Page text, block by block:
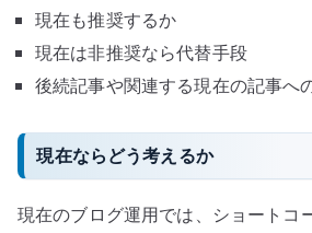
現在も推奨するか
現在は非推奨なら代替手段
後続記事や関連する現在の記事へ
現在ならどう考えるか
現在のブログ運用では、ショートコ